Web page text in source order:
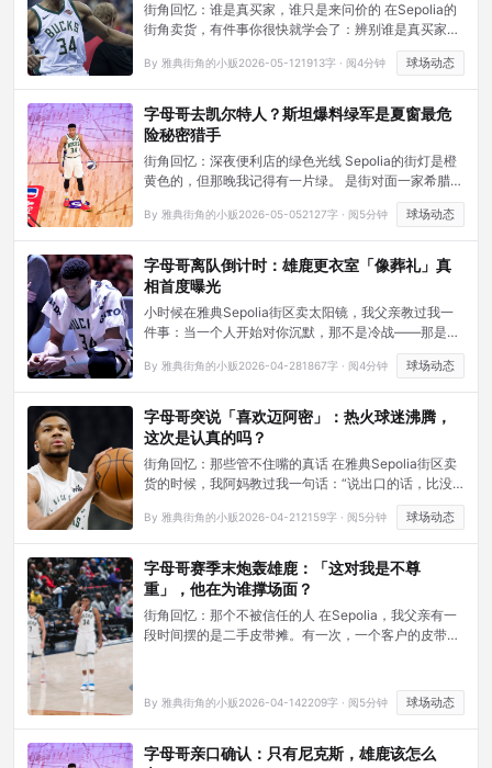
街角回忆：谁是真买家，谁只是来问价的 在Sepolia的
街角卖货，有件事你很快就学会了：辨别谁是真买家，
谁只是来问价的。不是看对方穿什么，也不是看他们带
了多少钱——而是看他们眼神落在哪里。
By 雅典街角的小贩2026-05-121913字 · 阅4分钟 球场动态
字母哥去凯尔特人？斯坦爆料绿军是夏窗最危
险秘密猎手
街角回忆：深夜便利店的绿色光线 Sepolia的街灯是橙
黄色的，但那晚我记得有一片绿。 是街对面一家希腊裔
球迷开的餐厅，电视里转播着2021年NBA总决赛，字
母哥拿下50分，雄鹿时隔50年捧起冠军奖杯。餐厅老
板——一个从尼日利亚来了二十年、至今不太会说希腊
语的男人——在店门口哭了。他不是雄鹿球迷，他只是
看到了一个和他的 …
By 雅典街角的小贩2026-05-052127字 · 阅5分钟 球场动态
字母哥离队倒计时：雄鹿更衣室「像葬礼」真
相首度曝光
小时候在雅典Sepolia街区卖太阳镜，我父亲教过我一
件事：当一个人开始对你沉默，那不是冷战——那是结
束前的最后一段路。 2026年4月23日，ESPN记者沙姆
斯·查拉尼亚发出一条简短的报道：字母哥·安特托昆博
与密尔沃基雄鹿主要高管自交易截止日期以来零沟通。
没有电话，没有会面，没有任何往来。那一刻，我想起
了父亲的话。
By 雅典街角的小贩2026-04-281867字 · 阅4分钟 球场动态
字母哥突说「喜欢迈阿密」：热火球迷沸腾，
这次是认真的吗？
街角回忆：那些管不住嘴的真话 在雅典Sepolia街区卖
货的时候，我阿妈教过我一句话：“说出口的话，比没
说的更诚实。” 一个在NBA打了13年的人，在播客节目
上聊到度假地点，脱口而出的是"迈阿密"。不是"哪里都
好"，不是"还没想好"—— …
By 雅典街角的小贩2026-04-212159字 · 阅5分钟 球场动态
字母哥赛季末炮轰雄鹿：「这对我是不尊
重」，他在为谁撑场面？
街角回忆：那个不被信任的人 在Sepolia，我父亲有一
段时间摆的是二手皮带摊。有一次，一个客户的皮带在
上。
By 雅典街角的小贩2026-04-142209字 · 阅5分钟 球场动态
字母哥亲口确认：只有尼克斯，雄鹿该怎么